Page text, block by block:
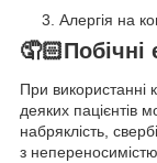
Алергія на
🤦🏻Побічні
При використанні
деяких пацієнтів
набряклість,
з